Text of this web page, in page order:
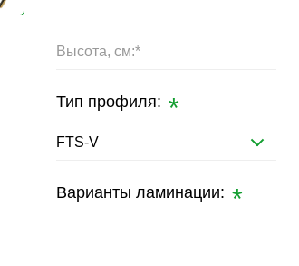
Тип профиля:
FTS-V
Варианты ламинации: